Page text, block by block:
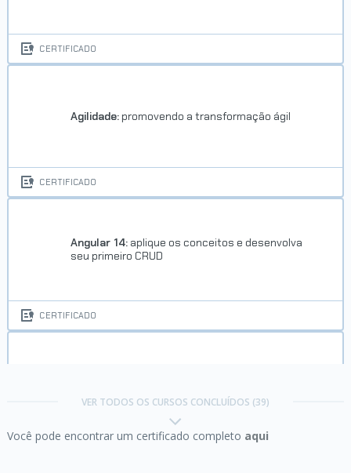
CERTIFICADO
Agilidade: promovendo a transformação ágil
CERTIFICADO
Angular 14: aplique os conceitos e desenvolva
seu primeiro CRUD
CERTIFICADO
VER TODOS OS CURSOS CONCLUÍDOS (39)
Você pode encontrar um certificado completo aqui